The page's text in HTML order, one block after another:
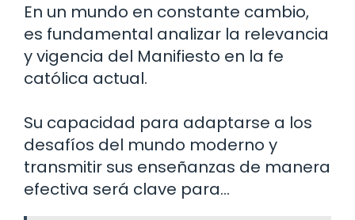
En un mundo en constante cambio,
es fundamental analizar la relevancia
y vigencia del Manifiesto en la fe
católica actual.
Su capacidad para adaptarse a los
desafíos del mundo moderno y
transmitir sus enseñanzas de manera
efectiva será clave para…